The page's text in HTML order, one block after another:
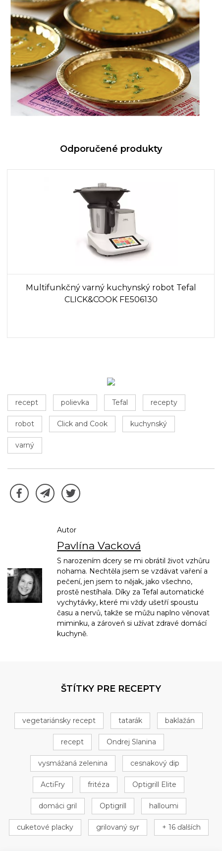
Odporučené produkty
Multifunkčný varný kuchynský robot Tefal
CLICK&COOK FE506130
recept polievka Tefal recepty
robot Click and Cook kuchynský
varný
Autor
Pavlína Vacková
S narozením dcery se mi obrátil život vzhůru
nohama. Nechtěla jsem se vzdávat vaření a
pečení, jen jsem to nějak, jako všechno,
prostě nestíhala. Díky za Tefal automatické
vychytávky, které mi vždy ušetří spoustu
času a nervů, takže se můžu naplno věnovat
miminku, a zároveň si užívat zdravé domácí
kuchyně.
ŠTÍTKY PRE RECEPTY
vegetariánsky recept tatarák baklažán
recept Ondrej Slanina
vysmážaná zelenina cesnakový dip
ActiFry fritéza Optigrill Elite
domáci gril Optigrill halloumi
cuketové placky grilovaný syr + 16 ďalších